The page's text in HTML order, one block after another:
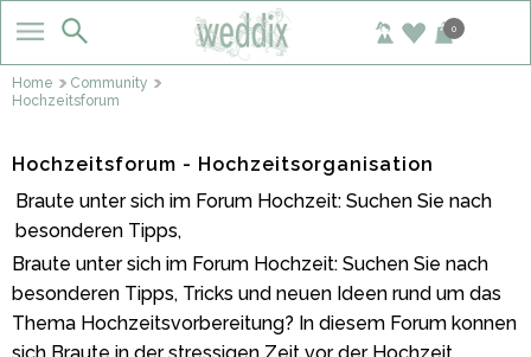
0
Home
Community
Hochzeitsforum
Hochzeitsforum - Hochzeitsorganisation
Braute unter sich im Forum Hochzeit: Suchen Sie nach
besonderen Tipps,
Braute unter sich im Forum Hochzeit: Suchen Sie nach
besonderen Tipps, Tricks und neuen Ideen rund um das
Thema Hochzeitsvorbereitung? In diesem Forum konnen